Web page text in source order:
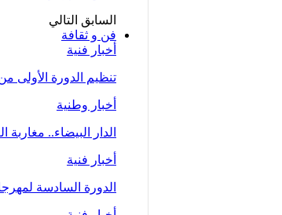
السابق التالي
فن و ثقافة
أخبار فنية
تنظيم الدورة الأولى من
أخبار وطنية
الدار البيضاء..
أخبار فنية
الدورة السادسة